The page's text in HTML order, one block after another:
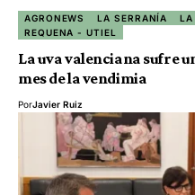
AGRONEWS LA SERRANÍA
LA
REQUENA - UTIEL
La uva valenciana sufre
mes de la vendimia
PorJavier Ruiz